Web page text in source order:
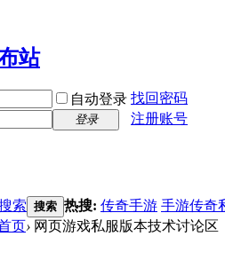
自动登录 找回密码
登录
注册账号
索 搜索 热搜: 传奇手游 手游传奇
页› 网页游戏私服版本技术讨论区